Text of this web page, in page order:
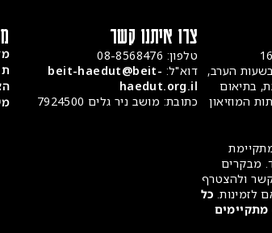
הערב,
ולהצטרף
כל
צרו איתנו קשר
טלפון: 08-8568476
דוא"ל:beit-haedut@beit-
haedut.org.il
כתובת: מושב ניר גלים 7924500